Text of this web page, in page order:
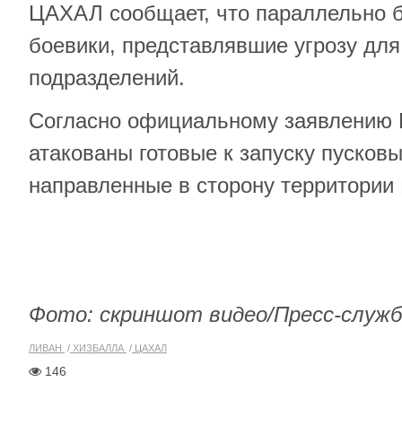
ЦАХАЛ сообщает, что параллельно
боевики, представлявшие угрозу
подразделений.
Согласно официальному
атакованы готовые к запуску
направленные в сторону
Фото: скриншот видео/Пресс-
ЛИВАН ХИЗБАЛЛА ЦАХАЛ
146